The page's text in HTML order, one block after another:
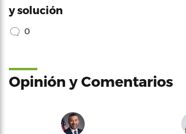
y solución
0
Opinión y Comentarios